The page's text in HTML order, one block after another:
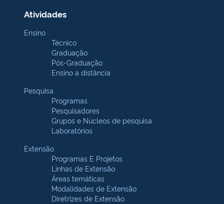
Atividades
Ensino
Técnico
Graduação
Pós-Graduação
Ensino a distância
Pesquisa
Programas
Pesquisadores
Grupos e Núcleos de pesquisa
Laboratórios
Extensão
Programas E Projetos
Linhas de Extensão
Áreas temáticas
Modalidades de Extensão
Diretrizes de Extensão